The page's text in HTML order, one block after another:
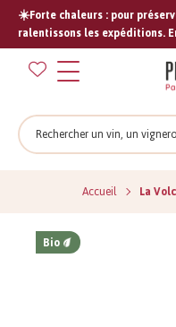
☀️Forte chaleurs : pour
ralentissons les expéditions.
Rechercher
Accueil La
Bio